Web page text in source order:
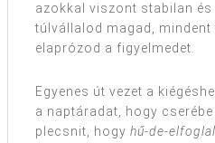
azokkal viszont stabilan
túlvállalod magad,
elaprózod a figyelmedet.
Egyenes út vezet a
a naptáradat, hogy
plecsnit, hogy hű-de-